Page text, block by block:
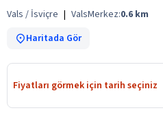
Vals / İsviçre | ValsMerkez:0.6 km
Haritada Gör
Fiyatları görmek için tarih seçiniz